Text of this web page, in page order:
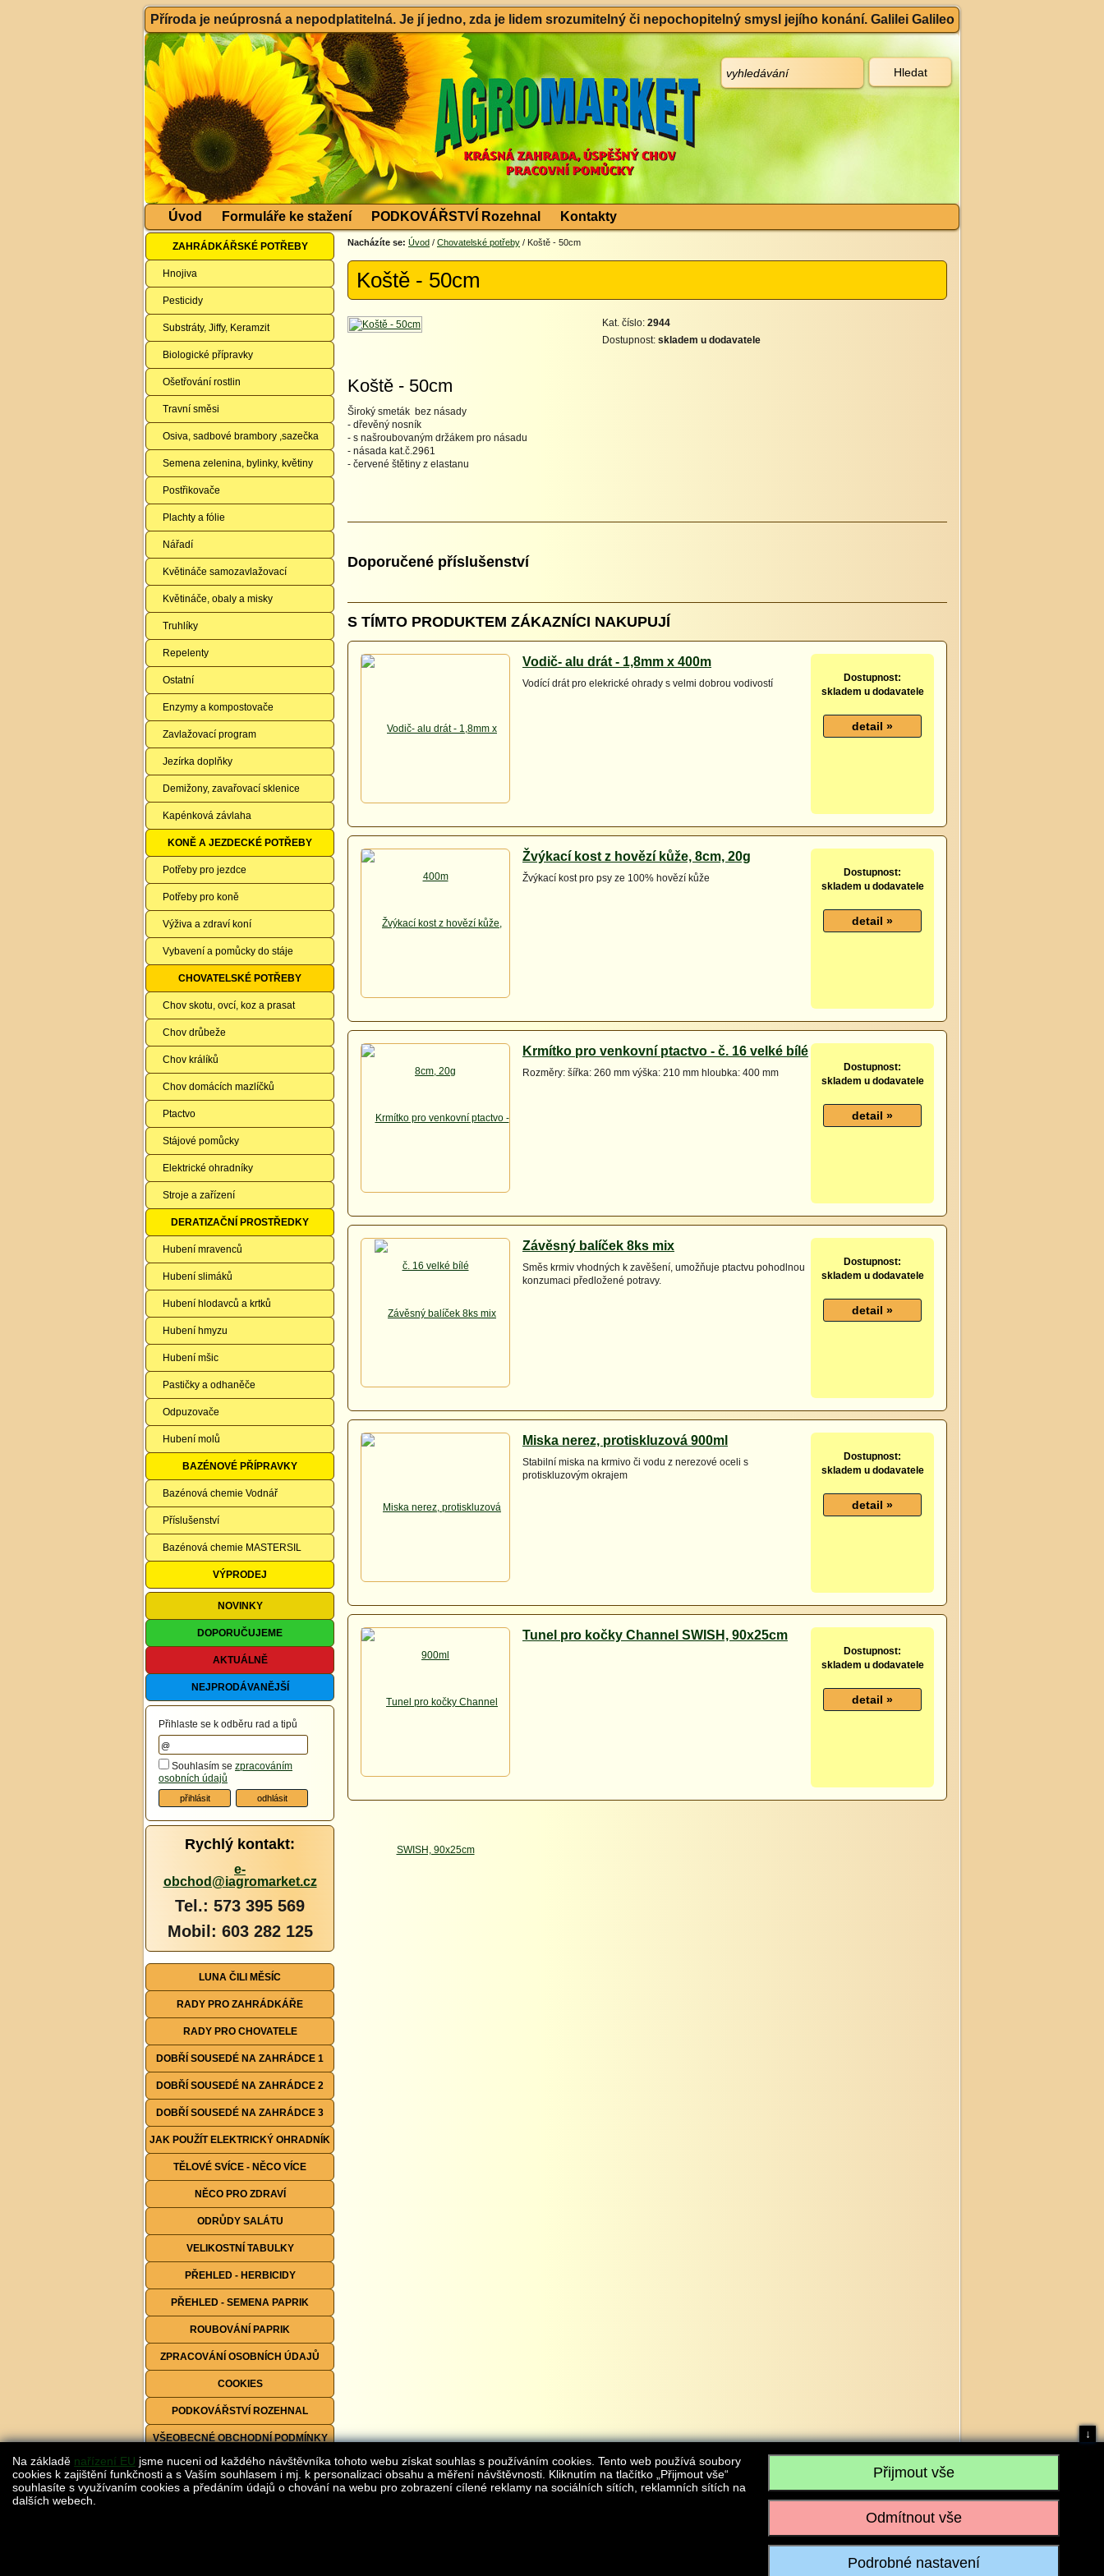
Příroda je neúprosná a nepodplatitelná. Je jí jedno, zda je lidem srozumitelný či nepochopitelný smysl jejího konání. Galilei Galileo
Úvod Formuláře ke stažení PODKOVÁŘSTVÍ Rozehnal Kontakty
ZAHRÁDKÁŘSKÉ POTŘEBY
Hnojiva
Pesticidy
Substráty, Jiffy, Keramzit
Biologické přípravky
Ošetřování rostlin
Travní směsi
Osiva, sadbové brambory ,sazečka
Semena zelenina, bylinky, květiny
Postřikovače
Plachty a fólie
Nářadí
Květináče samozavlažovací
Květináče, obaly a misky
Truhlíky
Repelenty
Ostatní
Enzymy a kompostovače
Zavlažovací program
Jezírka doplňky
Demižony, zavařovací sklenice
Kapénková závlaha
KONĚ A JEZDECKÉ POTŘEBY
Potřeby pro jezdce
Potřeby pro koně
Výživa a zdraví koní
Vybavení a pomůcky do stáje
CHOVATELSKÉ POTŘEBY
Chov skotu, ovcí, koz a prasat
Chov drůbeže
Chov králíků
Chov domácích mazlíčků
Ptactvo
Stájové pomůcky
Elektrické ohradníky
Stroje a zařízení
DERATIZAČNÍ PROSTŘEDKY
Hubení mravenců
Hubení slimáků
Hubení hlodavců a krtků
Hubení hmyzu
Hubení mšic
Pastičky a odhaněče
Odpuzovače
Hubení molů
BAZÉNOVÉ PŘÍPRAVKY
Bazénová chemie Vodnář
Příslušenství
Bazénová chemie MASTERSIL
VÝPRODEJ
NOVINKY
DOPORUČUJEME
AKTUÁLNĚ
NEJPRODÁVANĚJŠÍ
Přihlaste se k odběru rad a tipů
Souhlasím se zpracováním
osobních údajů
Rychlý kontakt:
e-
obchod@iagromarket.cz
Tel.: 573 395 569
Mobil: 603 282 125
LUNA ČILI MĚSÍC
RADY PRO ZAHRÁDKÁŘE
RADY PRO CHOVATELE
DOBŘÍ SOUSEDÉ NA ZAHRÁDCE 1
DOBŘÍ SOUSEDÉ NA ZAHRÁDCE 2
DOBŘÍ SOUSEDÉ NA ZAHRÁDCE 3
JAK POUŽÍT ELEKTRICKÝ OHRADNÍK
TĚLOVÉ SVÍCE - NĚCO VÍCE
NĚCO PRO ZDRAVÍ
ODRŮDY SALÁTU
VELIKOSTNÍ TABULKY
PŘEHLED - HERBICIDY
PŘEHLED - SEMENA PAPRIK
ROUBOVÁNÍ PAPRIK
ZPRACOVÁNÍ OSOBNÍCH ÚDAJŮ
COOKIES
PODKOVÁŘSTVÍ ROZEHNAL
VŠEOBECNÉ OBCHODNÍ PODMÍNKY
FORMULÁŘE KE STAŽENÍ
Nacházíte se: Úvod / Chovatelské potřeby / Koště - 50cm
Koště - 50cm
Kat. číslo: 2944
Dostupnost: skladem u dodavatele
Koště - 50cm
Široký smeták bez násady
- dřevěný nosník
- s našroubovaným držákem pro násadu
- násada kat.č.2961
- červené štětiny z elastanu
Doporučené příslušenství
S TÍMTO PRODUKTEM ZÁKAZNÍCI NAKUPUJÍ
Vodič- alu drát - 1,8mm x 400m
Vodící drát pro elekrické ohrady s velmi dobrou vodivostí
Dostupnost:
skladem u dodavatele
Žvýkací kost z hovězí kůže, 8cm, 20g
Žvýkací kost pro psy ze 100% hovězí kůže
Dostupnost:
skladem u dodavatele
Krmítko pro venkovní ptactvo - č. 16 velké bílé
Rozměry: šířka: 260 mm výška: 210 mm hloubka: 400 mm
Dostupnost:
skladem u dodavatele
Závěsný balíček 8ks mix
Směs krmiv vhodných k zavěšení, umožňuje ptactvu pohodlnou
konzumaci předložené potravy.
Dostupnost:
skladem u dodavatele
Miska nerez, protiskluzová 900ml
Stabilní miska na krmivo či vodu z nerezové oceli s
protiskluzovým okrajem
Dostupnost:
skladem u dodavatele
Tunel pro kočky Channel SWISH, 90x25cm
Dostupnost:
skladem u dodavatele
je AGROMARKET IRSI s.r.o., IČO: 28304845, se sídlem č.p. 17, 768 75 Loukov
Realizace:w-software.com
Na základě nařízení EU jsme nuceni od každého návštěvníka tohoto webu získat souhlas s používáním cookies. Tento web používá soubory
cookies k zajištění funkčnosti a s Vaším souhlasem i mj. k personalizaci obsahu a měření návštěvnosti. Kliknutím na tlačítko „Přijmout vše“
souhlasíte s využívaním cookies a předáním údajů o chování na webu pro zobrazení cílené reklamy na sociálních sítích, reklamních sítích na
dalších webech.
↓